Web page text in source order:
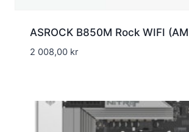
ASROCK B850M Rock WIFI
2 008,00 kr